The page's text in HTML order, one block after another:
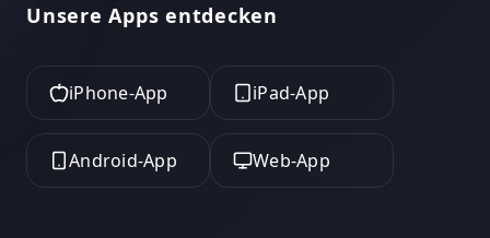
Unsere Apps entdecken
iPhone-App iPad-App
Android-App Web-App